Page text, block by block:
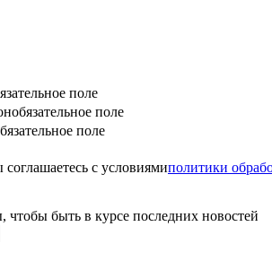
поле
обязательное поле
поле
с условиямиполитики
чтобы быть в курсе последних новостей